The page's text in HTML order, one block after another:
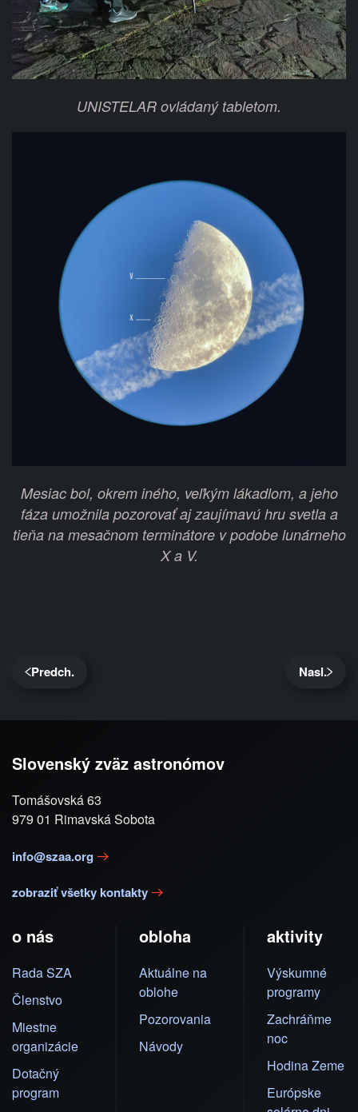
UNISTELAR ovládaný tabletom.
Mesiac bol, okrem iného, veľkým lákadlom, a jeho
fáza umožnila pozorovať aj zaujímavú hru svetla a
tieňa na mesačnom terminátore v podobe lunárneho
X a V.
Predch. Nasl.
Slovenský zväz astronómov
Tomášovská 63
979 01 Rimavská Sobota
info@szaa.org
zobraziť všetky kontakty
o nás
Rada SZA
Členstvo
Miestne
organizácie
Dotačný
program
obloha
Aktuálne na
oblohe
Pozorovania
Návody
aktivity
Výskumné
programy
Zachráňme
noc
Hodina Zeme
Európske